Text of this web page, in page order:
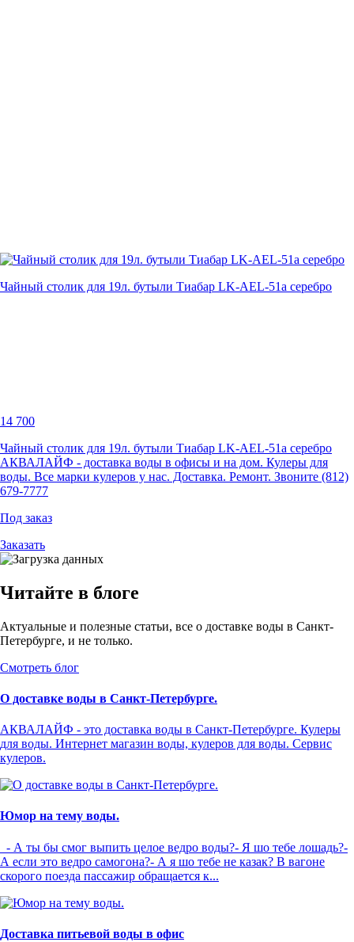
Чайный столик для 19л. бутыли Тиабар LK-AEL-51a серебро
14 700
Чайный столик для 19л. бутыли Тиабар LK-AEL-51a серебро
АКВАЛАЙФ - доставка воды в офисы и на дом. Кулеры для
воды. Все марки кулеров у нас. Доставка. Ремонт. Звоните (812)
679-7777
Под заказ
Заказать
Читайте в блоге
Актуальные и полезные статьи, все о доставке воды в Санкт-
Петербурге, и не только.
Смотреть блог
О доставке воды в Санкт-Петербурге.
АКВАЛАЙФ - это доставка воды в Санкт-Петербурге. Кулеры
для воды. Интернет магазин воды, кулеров для воды. Сервис
кулеров.
Юмор на тему воды.
- А ты бы смог выпить целое ведро воды?- Я шо тебе лошадь?-
А если это ведро самогона?- А я шо тебе не казак? В вагоне
скорого поезда пассажир обращается к...
Доставка питьевой воды в офис